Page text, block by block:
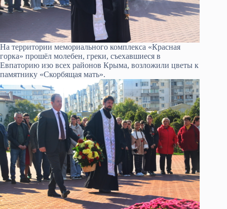
На территории мемориального комплекса «Красная
горка» прошёл молебен, греки, съехавшиеся в
Евпаторию изо всех районов Крыма, возложили цветы к
памятнику «Скорбящая мать».